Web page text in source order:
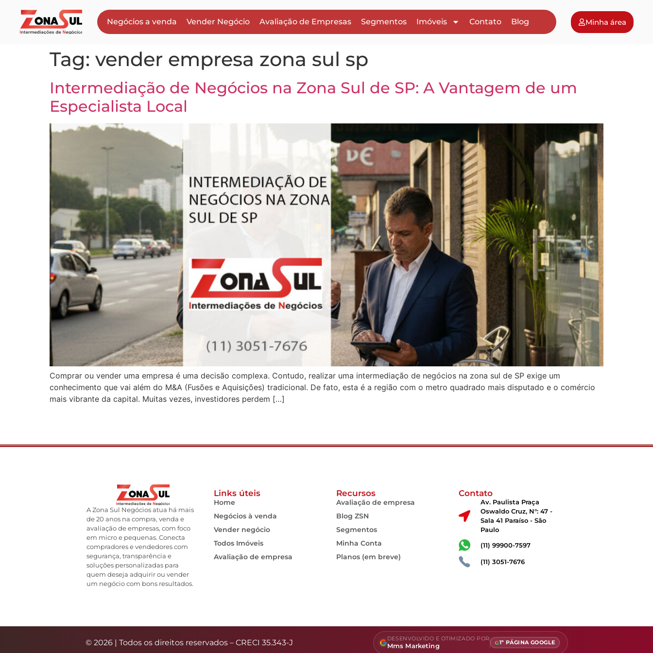
Negócios a venda Vender Negócio Avaliação de Empresas Segmentos Imóveis Contato Blog Minha área
Tag: vender empresa zona sul sp
Intermediação de Negócios na Zona Sul de SP: A Vantagem de um
Especialista Local
Comprar ou vender uma empresa é uma decisão complexa. Contudo, realizar uma intermediação de negócios na zona sul de SP exige um
conhecimento que vai além do M&A (Fusões e Aquisições) tradicional. De fato, esta é a região com o metro quadrado mais disputado e o comércio
mais vibrante da capital. Muitas vezes, investidores perdem […]
A Zona Sul Negócios atua há mais
de 20 anos na compra, venda e
avaliação de empresas, com foco
em micro e pequenas. Conecta
compradores e vendedores com
segurança, transparência e
soluções personalizadas para
quem deseja adquirir ou vender
um negócio com bons resultados.
Links úteis
Home
Negócios à venda
Vender negócio
Todos Imóveis
Avaliação de empresa
Recursos
Avaliação de empresa
Blog ZSN
Segmentos
Minha Conta
Planos (em breve)
Contato
Av. Paulista Praça
Oswaldo Cruz, N°: 47 -
Sala 41 Paraíso - São
Paulo
(11) 99900-7597
(11) 3051-7676
© 2026 | Todos os direitos reservados – CRECI 35.343-J DESENVOLVIDO E OTIMIZADO POR
Mms Marketing 1º PÁGINA GOOGLE